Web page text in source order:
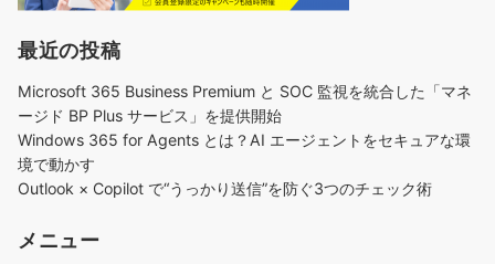
最近の投稿
Microsoft 365 Business Premium と SOC 監視を統合した「マネ
ージド BP Plus サービス」を提供開始
Windows 365 for Agents とは？AI エージェントをセキュアな環
境で動かす
Outlook × Copilot で“うっかり送信”を防ぐ3つのチェック術​
メニュー